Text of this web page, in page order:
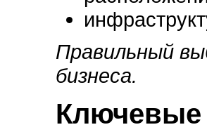
Правильный
бизнеса.
Ключевые